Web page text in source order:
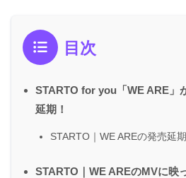
目次
STARTO for you「WE ARE」
延期！
STARTO｜WE AREの発売延
STARTO｜WE AREのMVに映